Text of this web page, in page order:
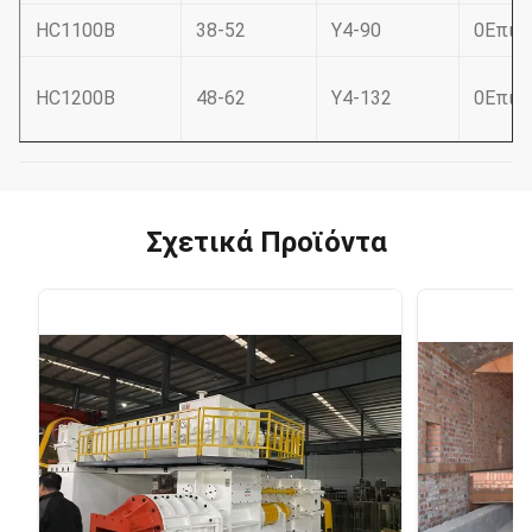
HC1100B 38-52 Y4-90 0
HC1200B 48-62 Υ4-132 0
Σχετικά Προϊόντα